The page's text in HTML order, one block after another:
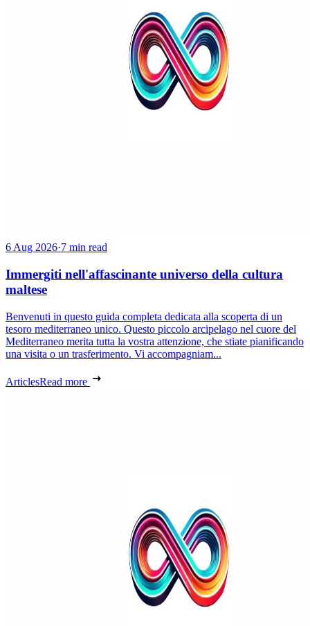
6 Aug 2026·7 min read
Immergiti nell'affascinante universo della cultura
maltese
Benvenuti in questo guida completa dedicata alla scoperta di un
tesoro mediterraneo unico. Questo piccolo arcipelago nel cuore del
Mediterraneo merita tutta la vostra attenzione, che stiate pianificando
una visita o un trasferimento. Vi accompagniam...
ArticlesRead more